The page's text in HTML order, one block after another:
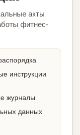
акты
фитнес-
инструкции
журналы
данных